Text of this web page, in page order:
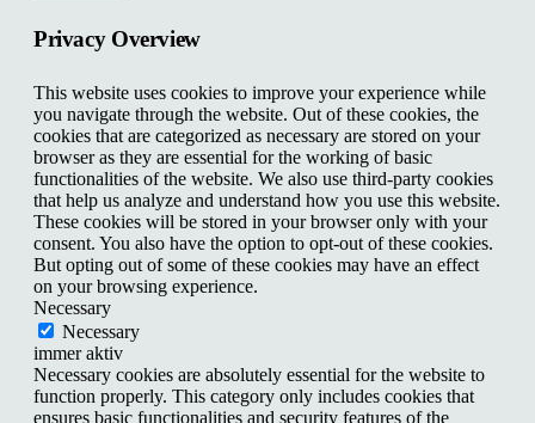
Privacy Overview
This website uses cookies to improve your experience while
you navigate through the website. Out of these cookies, the
cookies that are categorized as necessary are stored on your
browser as they are essential for the working of basic
functionalities of the website. We also use third-party cookies
that help us analyze and understand how you use this website.
These cookies will be stored in your browser only with your
consent. You also have the option to opt-out of these cookies.
But opting out of some of these cookies may have an effect
on your browsing experience.
Necessary
Necessary
immer aktiv
Necessary cookies are absolutely essential for the website to
function properly. This category only includes cookies that
ensures basic functionalities and security features of the